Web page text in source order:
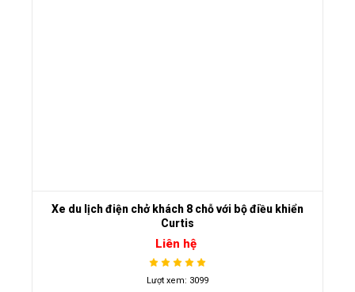
Xe du lịch điện chở khách 8 chỗ với bộ điều khiển
Curtis
Liên hệ
Lượt xem: 3099